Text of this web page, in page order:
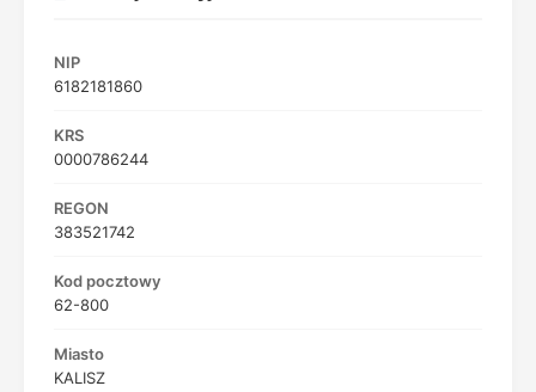
NIP
6182181860
KRS
0000786244
REGON
383521742
Kod pocztowy
62-800
Miasto
KALISZ